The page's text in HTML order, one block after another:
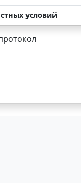
условий